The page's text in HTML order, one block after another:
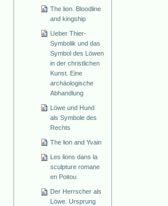
The lion. Bloodline
and kingship
Ueber Thier-
Symbolik und das
Symbol des Löwen
in der christlichen
Kunst. Eine
archäologische
Abhandlung
Löwe und Hund
als Symbole des
Rechts
The lion and Yvain
Les lions dans la
sculpture romane
en Poitou
Der Herrscher als
Löwe. Ursprung